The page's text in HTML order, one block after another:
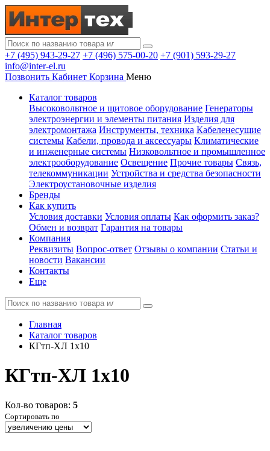
+7 (495) 943-29-27 +7 (496) 575-00-20 +7 (901) 593-29-27
info@inter-el.ru
Позвонить Кабинет Корзина Меню
Каталог товаров
Высоковольтное и щитовое оборудование Генераторы
электроэнергии и элементы питания Изделия для
электромонтажа Инструменты, техника Кабеленесущие
системы Кабели, провода и аксессуары Климатические
и инженерные системы Низковольтное и промышленное
электрооборудование Освещение Прочие товары Связь,
телекоммуникации Устройства и средства безопасности
Электроустановочные изделия
Бренды
Как купить
Условия доставки Условия оплаты Как оформить заказ?
Обмен и возврат Гарантия на товары
Компания
Реквизиты Вопрос-ответ Отзывы о компании Статьи и
новости Вакансии
Контакты
Еще
Главная
Каталог товаров
КГтп-ХЛ 1x10
КГтп-ХЛ 1x10
Кол-во товаров: 5
Сортировать по